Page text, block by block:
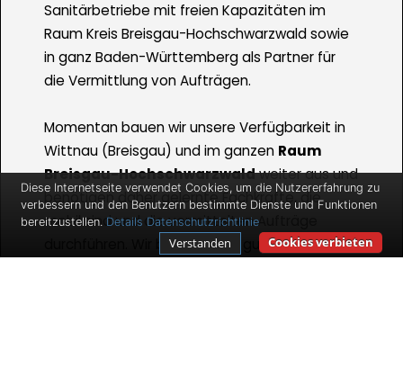
Sanitärbetriebe mit freien Kapazitäten im
Raum Kreis Breisgau-Hochschwarzwald sowie
in ganz Baden-Württemberg als Partner für
die Vermittlung von Aufträgen.
Momentan bauen wir unsere Verfügbarkeit in
Wittnau (Breisgau) und im ganzen Raum
Breisgau-Hochschwarzwaldweiter aus und
benötigen daher gelernte Fachkräfte, die
mobil sind und die vermittelten Aufträge
durchführen. Wir bieten Ihnen gute
Diese Internetseite verwendet Cookies, um die Nutzererfahrung zu
verbessern und den Benutzern bestimmte Dienste und Funktionen
bereitzustellen. Details Datenschutzrichtlinie
Cookies verbieten
Verstanden